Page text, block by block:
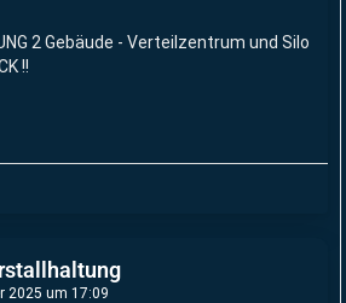
2 Gebäude - Verteilzentrum und Silo
!!
2025 um 17:09